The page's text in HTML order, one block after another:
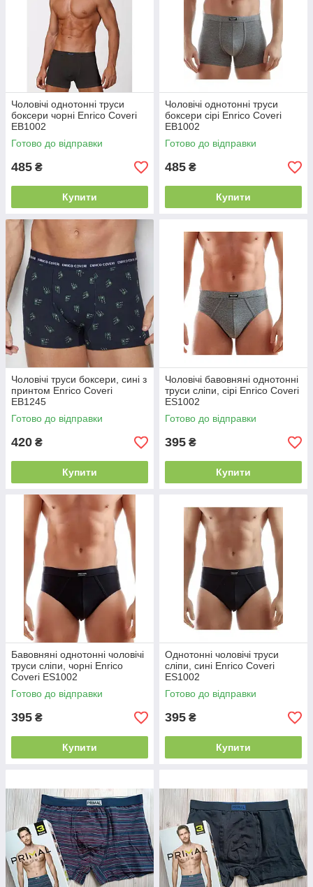
Чоловічі однотонні труси
боксери чорні Enrico Coveri
EB1002
Готово до відправки
485 ₴
Купити
Чоловічі однотонні труси
боксери сірі Enrico Coveri
EB1002
Готово до відправки
485 ₴
Купити
Чоловічі труси боксери, сині з
принтом Enrico Coveri
EB1245
Готово до відправки
420 ₴
Купити
Чоловічі бавовняні однотонні
труси сліпи, сірі Enrico Coveri
ES1002
Готово до відправки
395 ₴
Купити
Бавовняні однотонні чоловічі
труси сліпи, чорні Enrico
Coveri ES1002
Готово до відправки
395 ₴
Купити
Однотонні чоловічі труси
сліпи, сині Enrico Coveri
ES1002
Готово до відправки
395 ₴
Купити